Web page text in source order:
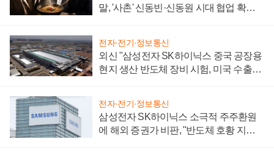
말, '사촌' 신동빈·신동원 시대 협업 확대
전자·전기·정보통신
외신 "삼성전자 SK하이닉스 중국 공장용
현지 생산 반도체 장비 시험, 미국 수출통
전자·전기·정보통신
삼성전자 SK하이닉스 소극적 주주환원
에 해외 증권가 비판, "반도체 호황 지속